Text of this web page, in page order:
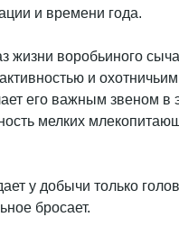
и времени года.
жизни воробьиного
и
его важным звеном в
мелких